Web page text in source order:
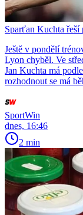
Sparťan Kuchta řeší
Ještě v pondělí
Lyon chyběl. Ve
Jan Kuchta má
rozhodnout se má
SportWin
dnes, 16:46
2 min